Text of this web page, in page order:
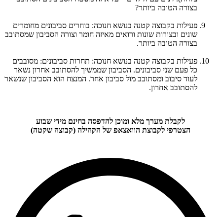
בצורה הטובה ביותר?
פעילות בקבוצה קטנה בנושא חנוכה: בוחרים סביבונים מחומרים
שונים ובצורות שונות ורואים מאיזה חומר וצורה הסביבון שמסתובב
בצורה הטובה ביותר.
פעילות בקבוצה קטנה בנושא חנוכה: תחרות סביבונים: מסובבים
כל פעם שני סביבונים. הסביבון שממשיך להסתובב אחרון נשאר
לעוד סיבוב ומסתובב מול סביבון אחר. המנצח הוא הסביבון שנשאר
להסתובב אחרון.
לקבלת מערך מלא ומוכן להדפסה בחינם מידי שבוע
הצטרפי לקבוצת הוואצאפ של הקהילה (קבוצה שקטה)